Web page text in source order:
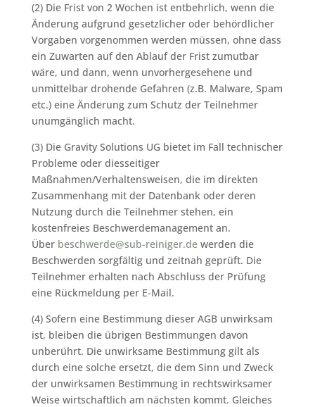
(2) Die Frist von 2 Wochen ist entbehrlich, wenn die
Änderung aufgrund gesetzlicher oder behördlicher
Vorgaben vorgenommen werden müssen, ohne dass
ein Zuwarten auf den Ablauf der Frist zumutbar
wäre, und dann, wenn unvorhergesehene und
unmittelbar drohende Gefahren (z.B. Malware, Spam
etc.) eine Änderung zum Schutz der Teilnehmer
unumgänglich macht.
(3) Die Gravity Solutions UG bietet im Fall technischer
Probleme oder diesseitiger
Maßnahmen/Verhaltensweisen, die im direkten
Zusammenhang mit der Datenbank oder deren
Nutzung durch die Teilnehmer stehen, ein
kostenfreies Beschwerdemanagement an.
Über beschwerde@sub-reiniger.de werden die
Beschwerden sorgfältig und zeitnah geprüft. Die
Teilnehmer erhalten nach Abschluss der Prüfung
eine Rückmeldung per E-Mail.
(4) Sofern eine Bestimmung dieser AGB unwirksam
ist, bleiben die übrigen Bestimmungen davon
unberührt. Die unwirksame Bestimmung gilt als
durch eine solche ersetzt, die dem Sinn und Zweck
der unwirksamen Bestimmung in rechtswirksamer
Weise wirtschaftlich am nächsten kommt. Gleiches